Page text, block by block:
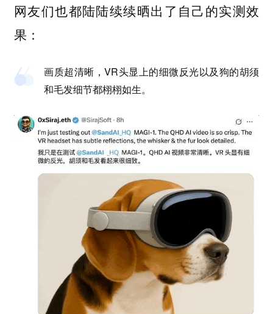
网友们也都陆陆续续晒出了自己的实测效
果：
画质超清晰，VR头显上的细微反光以及狗的胡须
和毛发细节都栩栩如生。